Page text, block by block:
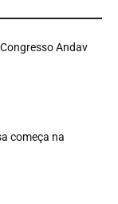
Andav
começa na